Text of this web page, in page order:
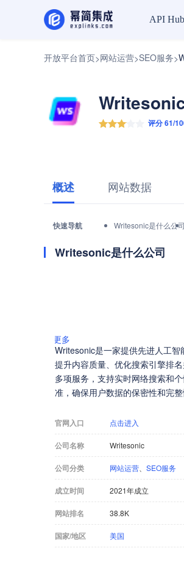
API Hub
开放平台首页>网站运营>SEO服务>
评分 61/
概述 网站数据
快速导航 Writesonic是什么公司
Writesonic是什么公司
更多
Writesonic是一家提供先进人工
提升内容质量、优化搜索引擎排
多项服务，支持实时网络搜索和
准，确保用户数据的保密性和完整
官网入口 点击进入
公司名称 Writesonic
公司分类 网站运营 SEO服务
成立时间 2021年成立
网站排名 38.8K
国家/地区 美国